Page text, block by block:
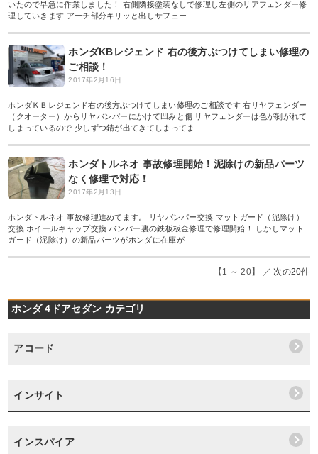
いたので早急に作業しました！ 右側隣接塗装なしで修理し左側のリアフェンダー修
理していきます アーチ部分キリッと出しサフェー
ホンダKBレジェンド 右の後方ぶつけてしまい修理の
ご相談！
2017年2月16日
ホンダＫＢレジェンド右の後方ぶつけてしまい修理のご相談です 右リヤフェンダー
（クオーター）からリヤバンパーにかけて凹みと傷 リヤフェンダーは色が剝がれて
しまっているので 少しずつ錆が出てきてしまってま
ホンダトルネオ 事故修理開始！泥除けの新品パーツ
なく修理で対応！
2017年2月13日
ホンダトルネオ 事故修理進めてます。 リヤバンパー交換 マットガード（泥除け）
交換 ホイールキャップ交換 バンパー裏の鉄板板金修理で修理開始！ しかしマット
ガード（泥除け）の新品パーツがホンダに在庫が
【1 ～ 20】 ／ 次の20件
ホンダ 4ドアセダン カテゴリ
アコード
インサイト
インスパイア